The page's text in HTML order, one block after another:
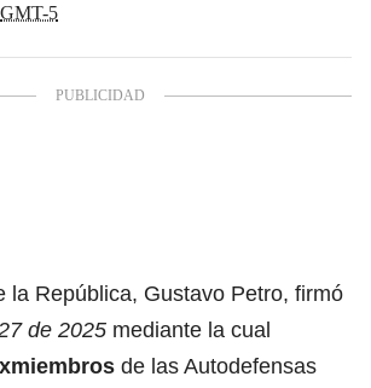
GMT-5
la República, Gustavo Petro, firmó
de 2025 mediante la cual
de las Autodefensas